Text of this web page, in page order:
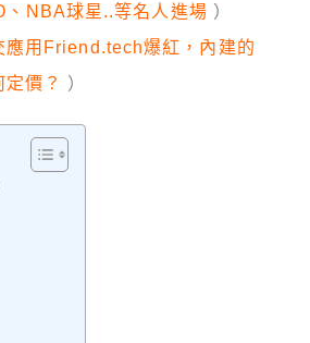
NBA球星..等名人進場 ）
應用Friend.tech爆紅，內建的
定價？
）